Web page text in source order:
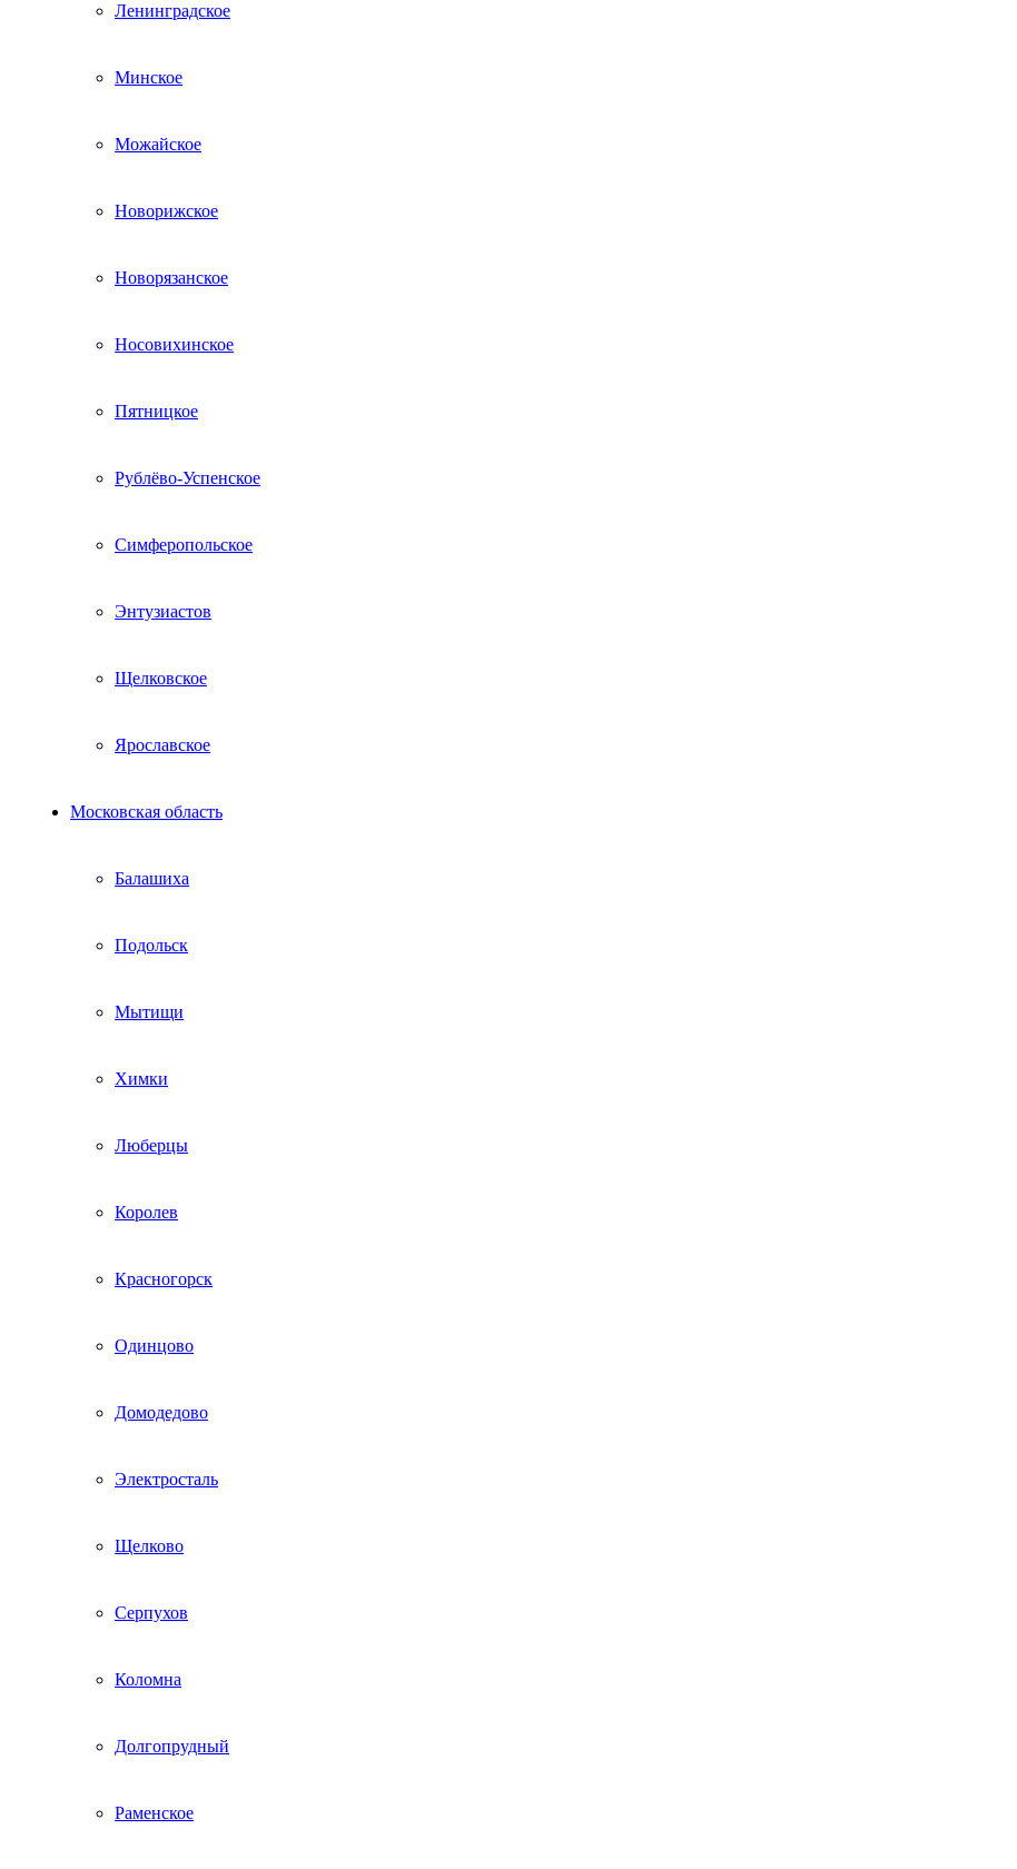
Ленинградское
Минское
Можайское
Новорижское
Новорязанское
Носовихинское
Пятницкое
Рублёво-Успенское
Симферопольское
Энтузиастов
Щелковское
Ярославское
Московская область
Балашиха
Подольск
Мытищи
Химки
Люберцы
Королев
Красногорск
Одинцово
Домодедово
Электросталь
Щелково
Серпухов
Коломна
Долгопрудный
Раменское